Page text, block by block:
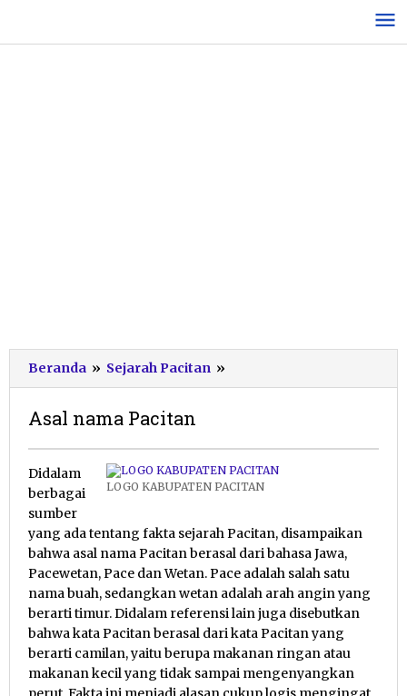
konten
Beranda » Sejarah Pacitan »
nama
Asal nama Pacitan
6
Mei
2015
oleh
Pacitanku
LOGO KABUPATEN PACITAN
Didalam
berbagai
sumber
yang ada tentang fakta sejarah Pacitan, disampaikan
bahwa asal nama Pacitan berasal dari bahasa Jawa,
Pacewetan, Pace dan Wetan. Pace adalah salah satu
nama buah, sedangkan wetan adalah arah angin yang
berarti timur. Didalam referensi lain juga disebutkan
bahwa kata Pacitan berasal dari kata Pacitan yang
berarti camilan, yaitu berupa makanan ringan atau
makanan kecil yang tidak sampai mengenyangkan